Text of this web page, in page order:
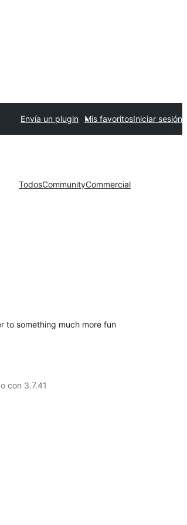
Envía un plugin Mis favoritosIniciar sesión
TodosCommunityCommercial
to something much more fun
con 3.7.41